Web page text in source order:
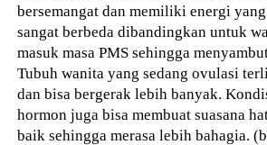
bersemangat dan memiliki energi
sangat berbeda dibandingkan untuk
masuk masa PMS sehingga
Tubuh wanita yang sedang ovulasi
dan bisa bergerak lebih banyak.
hormon juga bisa membuat suasana
baik sehingga merasa lebih bahagia.